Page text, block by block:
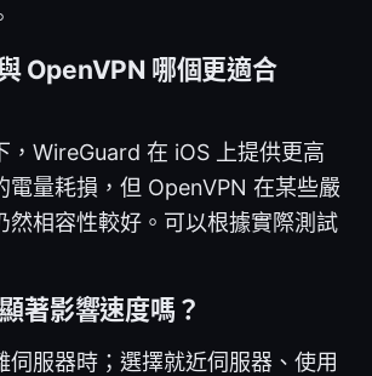
OpenVPN 哪個更適合
，WireGuard 在 iOS 上提供更高
電量耗損，但 OpenVPN 在某些嚴
然相容性較好。可以根據實際測試
著影響速度嗎？
伺服器時；選擇就近伺服器、使用